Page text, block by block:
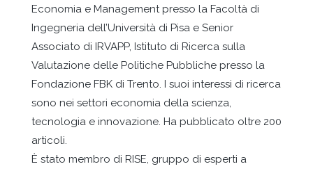
Economia e Management presso la Facoltà di
Ingegneria dell’Università di Pisa e Senior
Associato di IRVAPP, Istituto di Ricerca sulla
Valutazione delle Politiche Pubbliche presso la
Fondazione FBK di Trento. I suoi interessi di ricerca
sono nei settori economia della scienza,
tecnologia e innovazione. Ha pubblicato oltre 200
articoli.
È stato membro di RISE, gruppo di esperti a